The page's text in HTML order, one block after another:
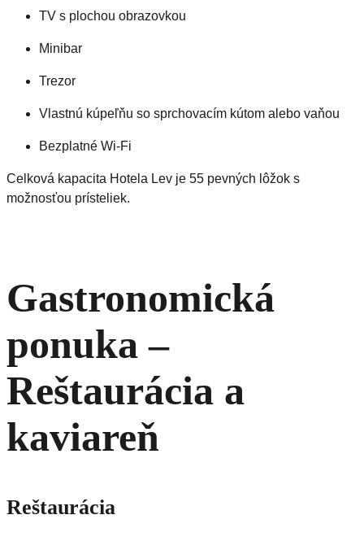
TV s plochou obrazovkou
Minibar
Trezor
Vlastnú kúpeľňu so sprchovacím kútom alebo vaňou
Bezplatné Wi-Fi
Celková kapacita Hotela Lev je 55 pevných lôžok s
možnosťou prísteliek.
Gastronomická
ponuka –
Reštaurácia a
kaviareň
Reštaurácia